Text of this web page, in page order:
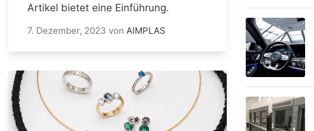
Artikel bietet eine Einführung.
7. Dezember, 2023 von AIMPLAS